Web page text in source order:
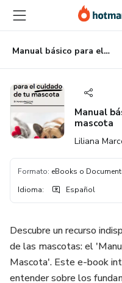
principal
página
de
página
Manual básico para el cuidado de tu mascota
Manual
mascota
Liliana
Formato: eBooks o
Idioma: Español
Descubre un recurso
de las mascotas: el
Mascota'. Este e-book
entender sobre los